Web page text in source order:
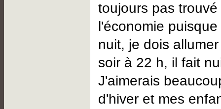
toujours pas
l'économie
nuit, je dois
soir à 22 h, il fait
J'aimerais
d'hiver et mes